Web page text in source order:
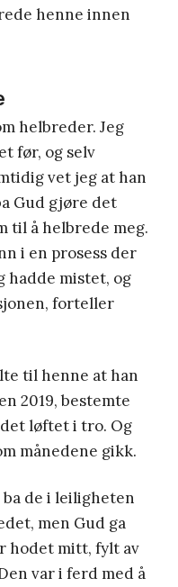
henne innen
helbreder. Jeg
før, og selv
vet jeg at han
Gud gjøre det
til å helbrede meg.
i en prosess der
hadde mistet, og
forteller
til henne at han
2019, bestemte
løftet i tro. Og
månedene gikk.
ba de i leiligheten
men Gud ga
hodet mitt, fylt av
var i ferd med å